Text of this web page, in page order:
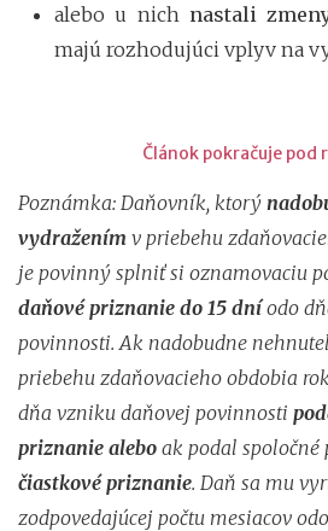
alebo u nich nastali
majú rozhodujúci vplyv na
Článok pokračuje pod
Poznámka: Daňovník, ktorý
vydražením v priebehu
je povinný splniť si oznamovaciu
daňové priznanie do 15 dníodo
povinnosti. Ak nadobudne
priebehu zdaňovacieho obdobia
dňa vzniku daňovej povinnosti
priznanie alebo ak podal spoločné
čiastkové priznanie. Daň sa mu
zodpovedajúcej počtu mesiacov